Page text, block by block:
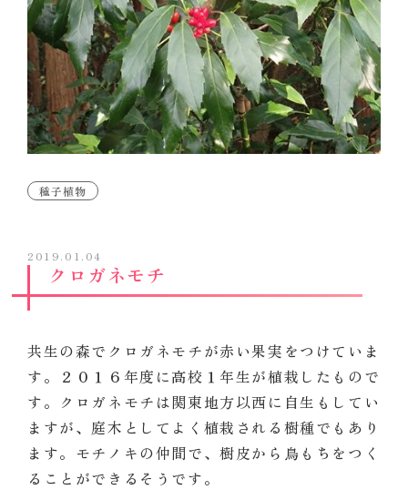
種子植物
2019.01.04
クロガネモチ
共生の森でクロガネモチが赤い果実をつけていま
す。２０１６年度に高校１年生が植栽したもので
す。クロガネモチは関東地方以西に自生もしてい
ますが、庭木としてよく植栽される樹種でもあり
ます。モチノキの仲間で、樹皮から鳥もちをつく
ることができるそうです。